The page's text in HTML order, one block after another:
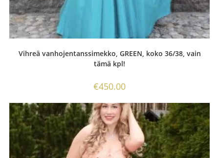
Vihreä vanhojentanssimekko, GREEN, koko 36/38, vain
tämä kpl!
€450.00